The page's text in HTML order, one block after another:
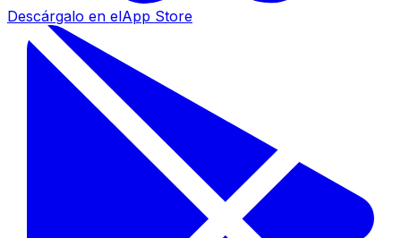
Descárgalo en elApp Store